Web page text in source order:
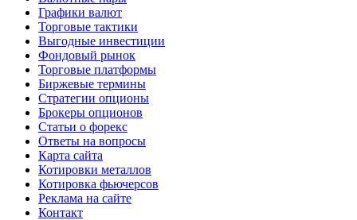
Графики валют
Торговые тактики
Выгодные инвестиции
Фондовый рынок
Торговые платформы
Биржевые термины
Стратегии опционы
Брокеры опционов
Статьи о форекс
Ответы на вопросы
Карта сайта
Котировки металлов
Котировка фьючерсов
Реклама на сайте
Контакт